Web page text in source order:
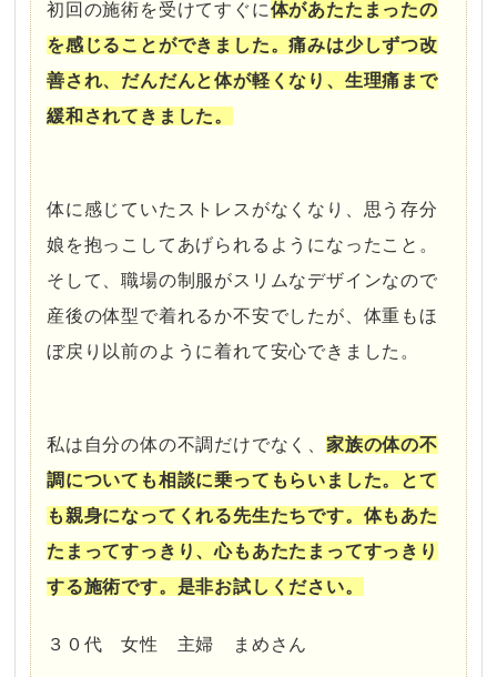
初回の施術を受けてすぐに体があたたまったの
を感じることができました。痛みは少しずつ改
善され、だんだんと体が軽くなり、生理痛まで
緩和されてきました。
体に感じていたストレスがなくなり、思う存分
娘を抱っこしてあげられるようになったこと。
そして、職場の制服がスリムなデザインなので
産後の体型で着れるか不安でしたが、体重もほ
ぼ戻り以前のように着れて安心できました。
私は自分の体の不調だけでなく、家族の体の不
調についても相談に乗ってもらいました。とて
も親身になってくれる先生たちです。体もあた
たまってすっきり、心もあたたまってすっきり
する施術です。是非お試しください。
３０代 女性 主婦 まめさん